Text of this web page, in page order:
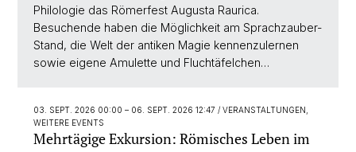
Philologie das Römerfest Augusta Raurica.
Besuchende haben die Möglichkeit am Sprachzauber-
Stand, die Welt der antiken Magie kennenzulernen
sowie eigene Amulette und Fluchtäfelchen…
03. SEPT. 2026 00:00 – 06. SEPT. 2026 12:47 / VERANSTALTUNGEN,
WEITERE EVENTS
Mehrtägige Exkursion: Römisches Leben im